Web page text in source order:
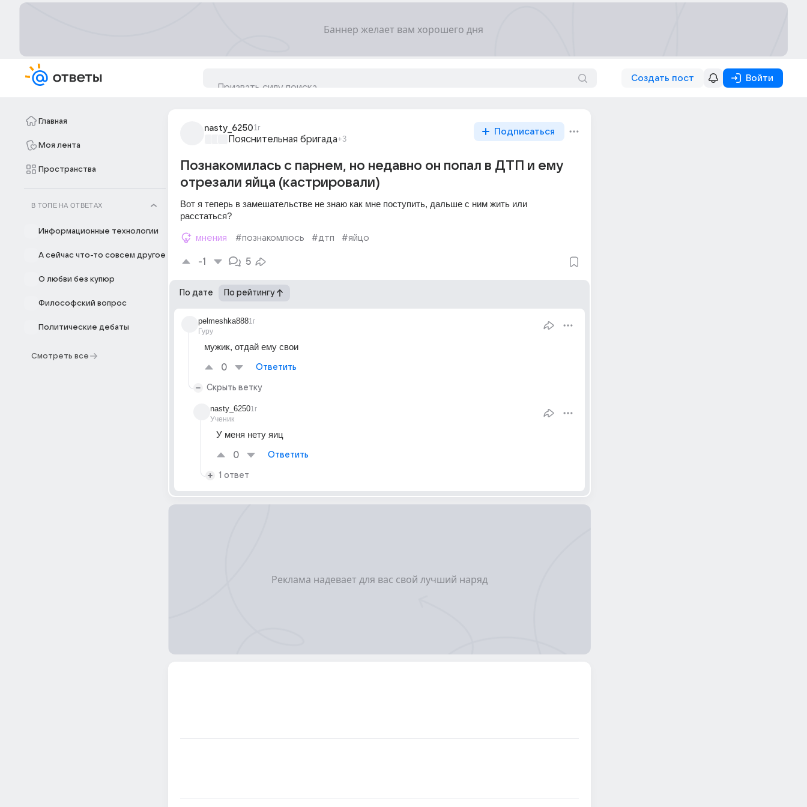
Создать пост Войти
Главная
Моя лента
Пространства
В ТОПЕ НА ОТВЕТАХ
Информационные технологии
А сейчас что-то совсем другое
О любви без купюр
Философский вопрос
Политические дебаты
Смотреть все
nasty_62501г
Пояснительная бригада+3
Подписаться
Познакомилась с парнем, но недавно он попал в ДТП и ему
отрезали яйца (кастрировали)
Вот я теперь в замешательстве не знаю как мне поступить, дальше с ним жить или
расстаться?
мнения #познакомлюсь #дтп #яйцо
-1 5
По дате По рейтингу
pelmeshka888
Гуру
1г
мужик, отдай ему свои
0 Ответить
Скрыть ветку
nasty_6250
Ученик
1г
У меня нету яиц
0 Ответить
1 ответ